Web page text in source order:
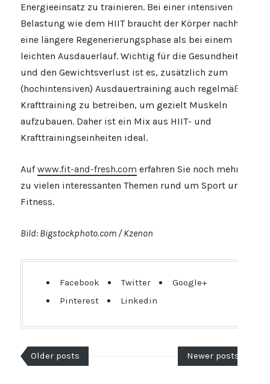
Energieeinsatz zu trainieren. Bei einer intensiven
Belastung wie dem HIIT braucht der Körper nachher
eine längere Regenerierungsphase als bei einem
leichten Ausdauerlauf. Wichtig für die Gesundheit
und den Gewichtsverlust ist es, zusätzlich zum
(hochintensiven) Ausdauertraining auch regelmäßig
Krafttraining zu betreiben, um gezielt Muskeln
aufzubauen. Daher ist ein Mix aus HIIT- und
Krafttrainingseinheiten ideal.
Aufwww.fit-and-fresh.com erfahren Sie noch mehr
zu vielen interessanten Themen rund um Sport und
Fitness.
Bild: Bigstockphoto.com / Kzenon
Facebook Twitter
Google+
Pinterest
Linkedin
Older posts Newer posts